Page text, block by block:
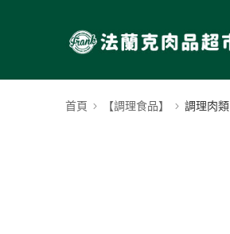
首頁 【調理食品】 調理肉類